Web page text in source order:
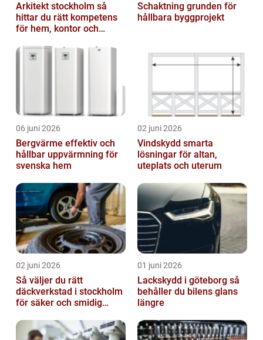
Arkitekt stockholm så
hittar du rätt kompetens
för hem, kontor och
Schaktning grunden för
hållbara byggprojekt
06 juni 2026
Bergvärme effektiv och
hållbar uppvärmning för
svenska hem
02 juni 2026
Vindskydd smarta
lösningar för altan,
uteplats och uterum
02 juni 2026
Så väljer du rätt
däckverkstad i stockholm
för säker och smidig
01 juni 2026
Lackskydd i göteborg så
behåller du bilens glans
längre